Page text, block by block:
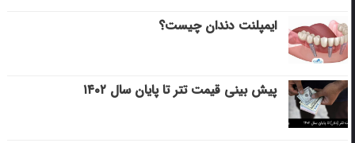
ایمپلنت دندان چیست؟
پیش بینی قیمت تتر تا پایان سال ۱۴۰۲